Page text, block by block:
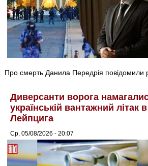
Про смерть Данила Передрія повідомили
Диверсанти ворога
українській вантажний літак
Лейпцига
Ср, 05/08/2026 - 20:07